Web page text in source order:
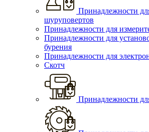
Принадлежности
шуруповертов
Принадлежности для
Принадлежности для
бурения
Принадлежности для
Скотч
Принадлежности